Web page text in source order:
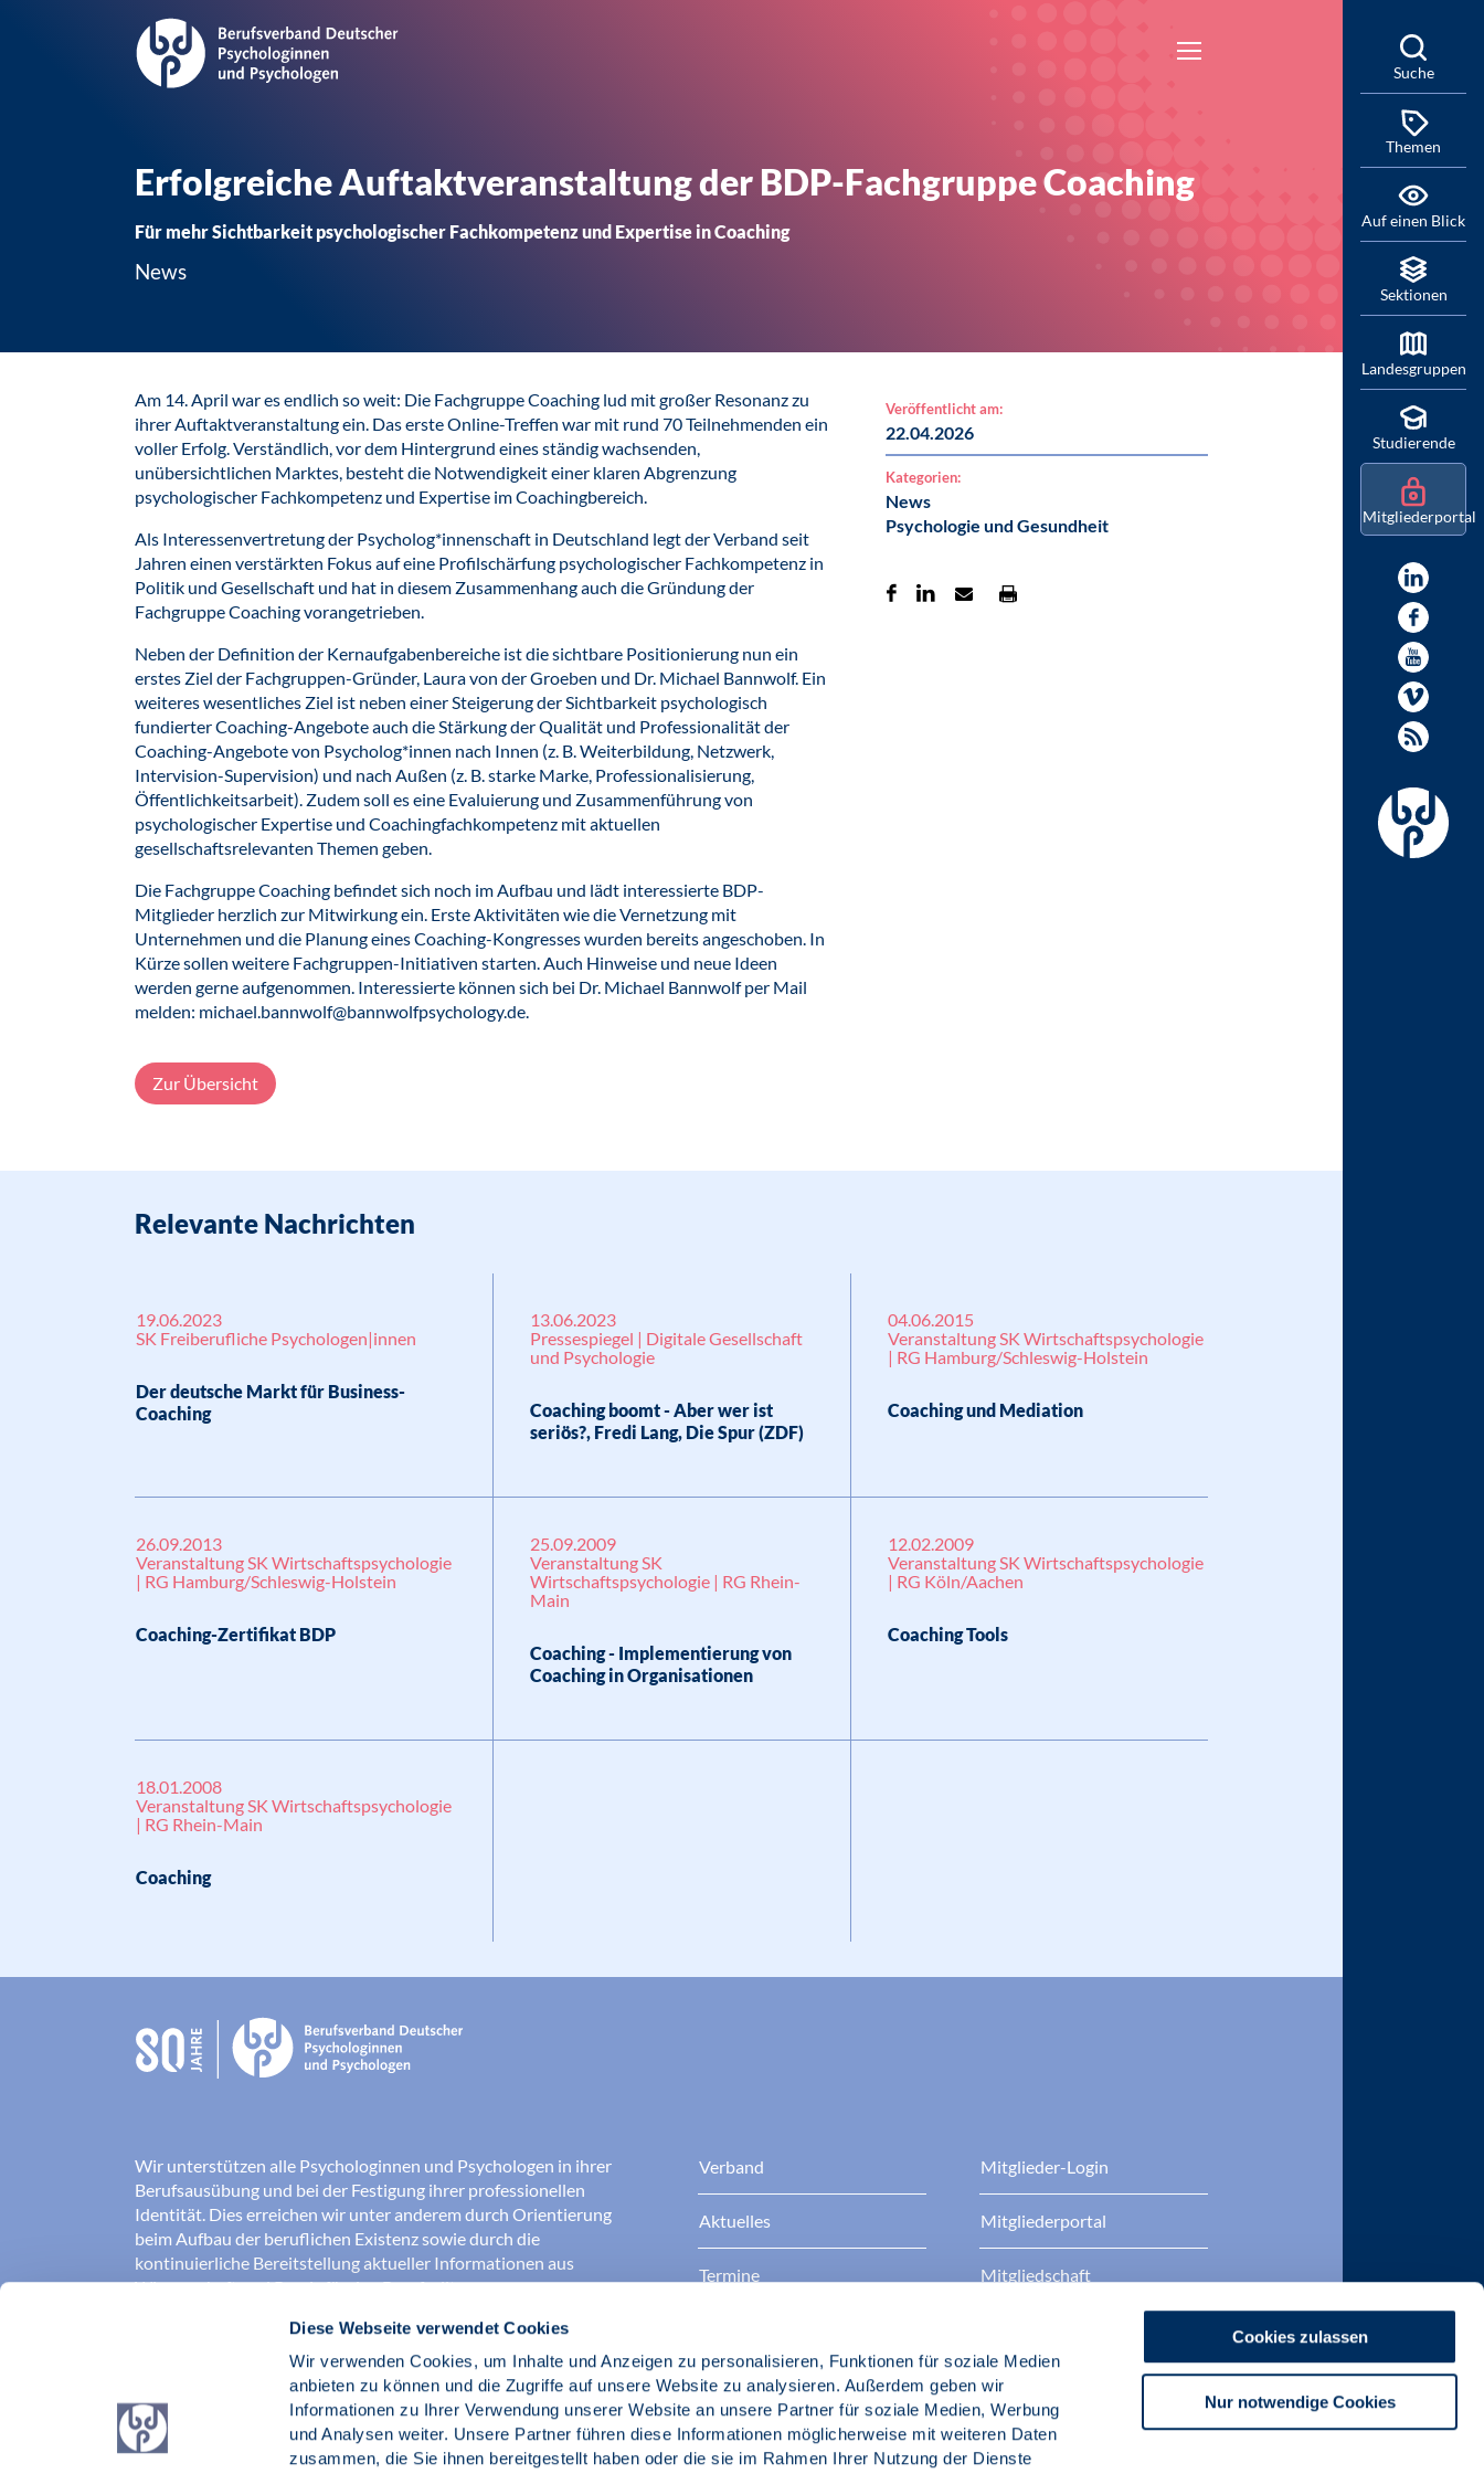
Diese Webseite verwendet Cookies
Wir verwenden Cookies, um Inhalte und Anzeigen zu personalisieren, Funktionen für soziale Medien
anbieten zu können und die Zugriffe auf unsere Website zu analysieren. Außerdem geben wir
Informationen zu Ihrer Verwendung unserer Website an unsere Partner für soziale Medien, Werbung
und Analysen weiter. Unsere Partner führen diese Informationen möglicherweise mit weiteren Daten
zusammen, die Sie ihnen bereitgestellt haben oder die sie im Rahmen Ihrer Nutzung der Dienste
Cookies zulassen
Nur notwendige Cookies
Erfolgreiche Auftaktveranstaltung der BDP-Fachgruppe Coaching
Für mehr Sichtbarkeit psychologischer Fachkompetenz und Expertise in Coaching
News
Am 14. April war es endlich so weit: Die Fachgruppe Coaching lud mit großer Resonanz zu
ihrer Auftaktveranstaltung ein. Das erste Online-Treffen war mit rund 70 Teilnehmenden ein
voller Erfolg. Verständlich, vor dem Hintergrund eines ständig wachsenden,
unübersichtlichen Marktes, besteht die Notwendigkeit einer klaren Abgrenzung
psychologischer Fachkompetenz und Expertise im Coachingbereich.
Als Interessenvertretung der Psycholog*innenschaft in Deutschland legt der Verband seit
Jahren einen verstärkten Fokus auf eine Profilschärfung psychologischer Fachkompetenz in
Politik und Gesellschaft und hat in diesem Zusammenhang auch die Gründung der
Fachgruppe Coaching vorangetrieben.
Neben der Definition der Kernaufgabenbereiche ist die sichtbare Positionierung nun ein
erstes Ziel der Fachgruppen-Gründer, Laura von der Groeben und Dr. Michael Bannwolf. Ein
weiteres wesentliches Ziel ist neben einer Steigerung der Sichtbarkeit psychologisch
fundierter Coaching-Angebote auch die Stärkung der Qualität und Professionalität der
Coaching-Angebote von Psycholog*innen nach Innen (z. B. Weiterbildung, Netzwerk,
Intervision-Supervision) und nach Außen (z. B. starke Marke, Professionalisierung,
Öffentlichkeitsarbeit). Zudem soll es eine Evaluierung und Zusammenführung von
psychologischer Expertise und Coachingfachkompetenz mit aktuellen
gesellschaftsrelevanten Themen geben.
Die Fachgruppe Coaching befindet sich noch im Aufbau und lädt interessierte BDP-
Mitglieder herzlich zur Mitwirkung ein. Erste Aktivitäten wie die Vernetzung mit
Unternehmen und die Planung eines Coaching-Kongresses wurden bereits angeschoben. In
Kürze sollen weitere Fachgruppen-Initiativen starten. Auch Hinweise und neue Ideen
werden gerne aufgenommen. Interessierte können sich bei Dr. Michael Bannwolf per Mail
melden: michael.bannwolf@bannwolfpsychology.de.
Veröffentlicht am:
22.04.2026
Kategorien:
News
Psychologie und Gesundheit
Zur Übersicht
Relevante Nachrichten
19.06.2023
SK Freiberufliche Psychologen|innen
Der deutsche Markt für Business-
Coaching
13.06.2023
Pressespiegel | Digitale Gesellschaft
und Psychologie
Coaching boomt - Aber wer ist
seriös?, Fredi Lang, Die Spur (ZDF)
04.06.2015
Veranstaltung SK Wirtschaftspsychologie
| RG Hamburg/Schleswig-Holstein
Coaching und Mediation
26.09.2013
Veranstaltung SK Wirtschaftspsychologie
| RG Hamburg/Schleswig-Holstein
Coaching-Zertifikat BDP
25.09.2009
Veranstaltung SK
Wirtschaftspsychologie | RG Rhein-
Main
Coaching - Implementierung von
Coaching in Organisationen
12.02.2009
Veranstaltung SK Wirtschaftspsychologie
| RG Köln/Aachen
Coaching Tools
18.01.2008
Veranstaltung SK Wirtschaftspsychologie
| RG Rhein-Main
Coaching
Wir unterstützen alle Psychologinnen und Psychologen in ihrer
Berufsausübung und bei der Festigung ihrer professionellen
Identität. Dies erreichen wir unter anderem durch Orientierung
beim Aufbau der beruflichen Existenz sowie durch die
kontinuierliche Bereitstellung aktueller Informationen aus
Wissenschaft und Praxis für den Berufsalltag.
Wir erschließen und sichern Berufsfelder und sorgen dafür, dass
Erkenntnisse der Psychologie kompetent und verantwortungsvoll
umgesetzt werden. Darüber hinaus stärken wir das Ansehen aller
Psychologinnen und Psychologen in der Öffentlichkeit und
vertreten eigene berufspolitische Positionen in der Gesellschaft.
Verband
Aktuelles
Termine
Berufsethik
Fach- und Berufspolitik
Mitglieder-Login
Mitgliederportal
Mitgliedschaft
BDP Zertifizierungen
Suche
Themen
Auf einen Blick
Sektionen
Landesgruppen
Studierende
Mitgliederportal